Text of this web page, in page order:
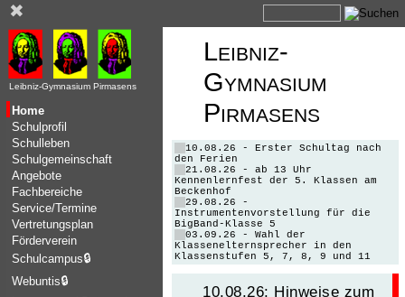
Leibniz-Gymnasium Pirmasens
Home
Schulprofil
Schulleben
Schulgemeinschaft
Angebote
Fachbereiche
Service/Termine
Vertretungsplan
Förderverein
Schulcampus🔒
Webuntis🔒
Leibniz-
Gymnasium
Pirmasens
10.08.26 - Erster Schultag nach
den Ferien
21.08.26 - ab 13 Uhr
Kennenlernfest der 5. Klassen am
Beckenhof
29.08.26 -
Instrumentenvorstellung für die
BigBand-Klasse 5
03.09.26 - Wahl der
Klassenelternsprecher in den
Klassenstufen 5, 7, 8, 9 und 11
10.08.26: Hinweise zum
✖